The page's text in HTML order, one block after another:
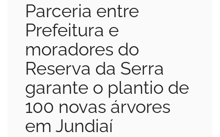
Parceria entre
Prefeitura e
moradores do
Reserva da Serra
garante o plantio de
100 novas árvores
em Jundiaí